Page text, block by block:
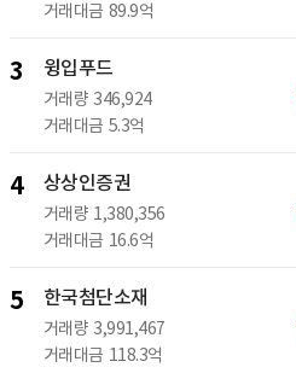
거래대금 89.9억
3 윙입푸드
거래량 346,924
거래대금 5.3억
4 상상인증권
거래량 1,380,356
거래대금 16.6억
5 한국첨단소재
거래량 3,991,467
거래대금 118.3억